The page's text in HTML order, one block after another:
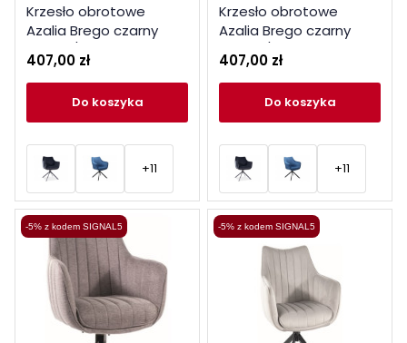
Krzesło obrotowe
Azalia Brego czarny
407,00 zł
do koszyka
+11
Krzesło obrotowe
Azalia Brego czarny
407,00 zł
do koszyka
+11
-5% z kodem SIGNAL5 -5% z kodem SIGNAL5